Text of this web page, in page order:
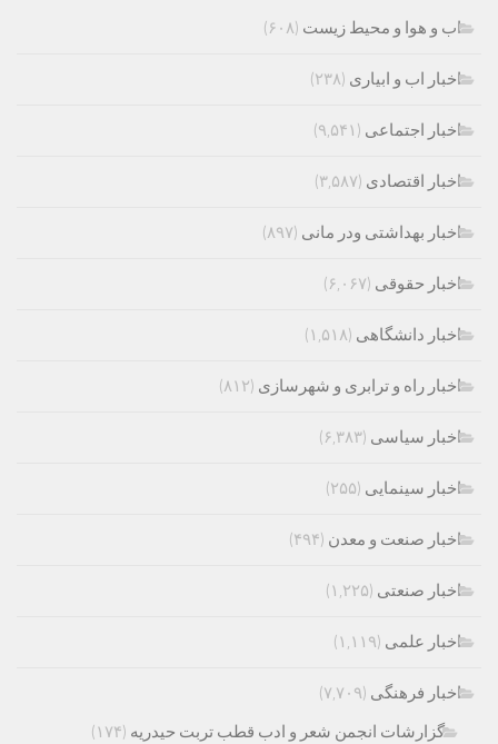
اب و هوا و محیط زیست (۶۰۸)
اخبار اب و ابیاری (۲۳۸)
اخبار اجتماعی (۹,۵۴۱)
اخبار اقتصادی (۳,۵۸۷)
اخبار بهداشتی ودر مانی (۸۹۷)
اخبار حقوقی (۶,۰۶۷)
اخبار دانشگاهی (۱,۵۱۸)
اخبار راه و ترابری و شهرسازی (۸۱۲)
اخبار سیاسی (۶,۳۸۳)
اخبار سینمایی (۲۵۵)
اخبار صنعت و معدن (۴۹۴)
اخبار صنعتی (۱,۲۲۵)
اخبار علمی (۱,۱۱۹)
اخبار فرهنگی (۷,۷۰۹)
گزارشات انجمن شعر و ادب قطب تربت حیدریه (۱۷۴)